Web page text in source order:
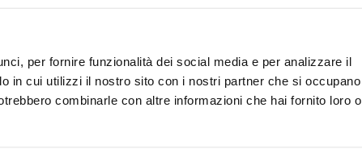
per fornire funzionalità dei social media e per analizzare il
in cui utilizzi il nostro sito con i nostri partner che si occupano
combinarle con altre informazioni che hai fornito loro o